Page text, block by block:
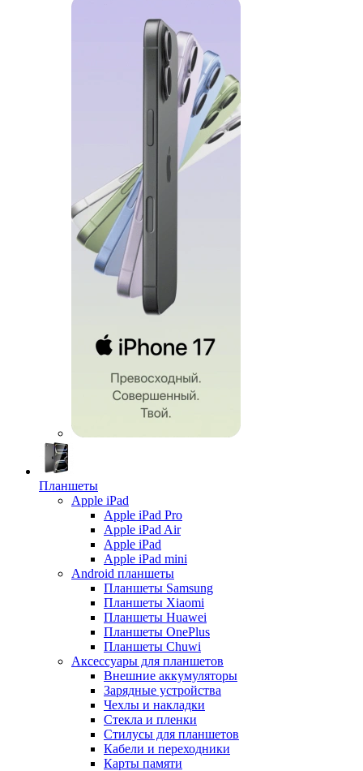
Планшеты
Apple iPad
Apple iPad Pro
Apple iPad Air
Apple iPad
Apple iPad mini
Android планшеты
Планшеты Samsung
Планшеты Xiaomi
Планшеты Huawei
Планшеты OnePlus
Планшеты Chuwi
Аксессуары для планшетов
Внешние аккумуляторы
Зарядные устройства
Чехлы и накладки
Стекла и пленки
Стилусы для планшетов
Кабели и переходники
Карты памяти